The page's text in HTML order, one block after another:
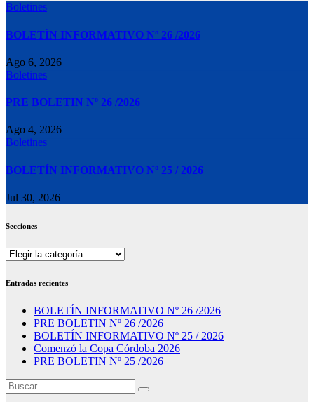
Boletines
BOLETÍN INFORMATIVO Nº 26 /2026
Ago 6, 2026
Boletines
PRE BOLETIN Nº 26 /2026
Ago 4, 2026
Boletines
BOLETÍN INFORMATIVO Nº 25 / 2026
Jul 30, 2026
Secciones
Secciones
Entradas recientes
BOLETÍN INFORMATIVO Nº 26 /2026
PRE BOLETIN Nº 26 /2026
BOLETÍN INFORMATIVO Nº 25 / 2026
Comenzó la Copa Córdoba 2026
PRE BOLETIN Nº 25 /2026